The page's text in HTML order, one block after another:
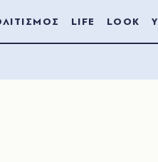
LIFE LOOK